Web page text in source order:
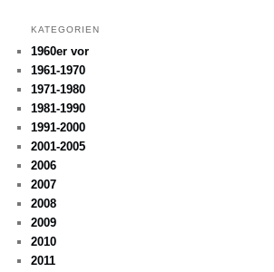
KATEGORIEN
1960er vor
1961-1970
1971-1980
1981-1990
1991-2000
2001-2005
2006
2007
2008
2009
2010
2011